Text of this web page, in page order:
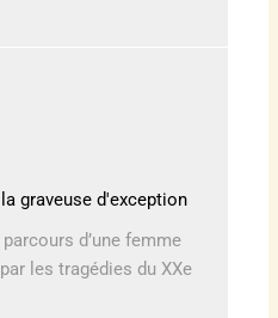
graveuse d'exception
d’une femme
les tragédies du XXe